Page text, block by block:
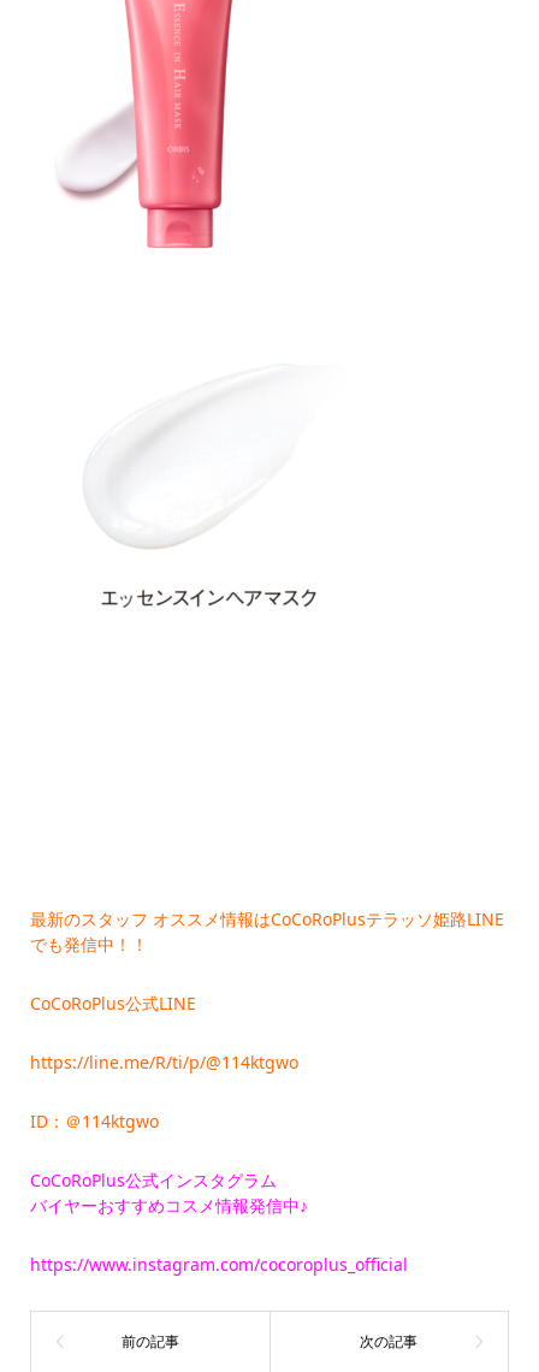
最新のスタッフ オススメ情報はCoCoRoPlusテラッソ姫路LINE
でも発信中！！
CoCoRoPlus公式LINE
https://line.me/R/ti/p/@114ktgwo
ID：＠114ktgwo
CoCoRoPlus公式インスタグラム
バイヤーおすすめコスメ情報発信中♪
https://www.instagram.com/cocoroplus_official